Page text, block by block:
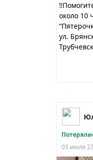
около 10
ул.
03 июля